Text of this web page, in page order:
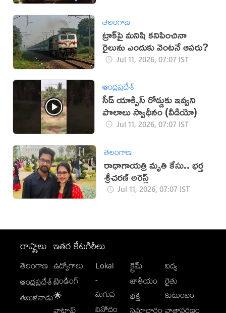
తెలంగాణ
ట్రాక్‌పై మనిషి కనిపించినా
రైలును ఎందుకు వెంటనే ఆపరు?
Jul 11, 2026, 07:07 IST
ఆంధ్రప్రదేశ్
సీడ్ యాక్సిస్ రోడ్డుకు ఇవ్వని
పొలాలు స్వాధీనం (వీడియో)
Jul 11, 2026, 07:07 IST
తెలంగాణ
రాధాగాయత్రి మృతి కేసు.. భర్త
శ్రీచరణ్ అరెస్ట్
Jul 11, 2026, 07:07 IST
రాష్ట్రాలు
తెలంగాణ
ఆంధ్రప్రదేశ్
తమిళనాడు
ఇతర కేటగిరీలు
ఉద్యోగాలు
ట్రెండింగ్
🌟
Lokal
-
మగువ
వినోదం
క్రైమ్
జాతీయం
భక్తి
విద్య
రైతు
కుటుంబం